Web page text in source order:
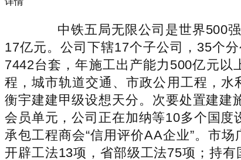
中铁五局无限公司是世界500强
17亿元。公司下辖17个子公司，35个
7442台套，年施工出产能力500亿元以
程，城市轨道交通、市政公用工程，水
衡宇建建甲级设想天分。次要处置建建
会员单元，公司正在加纳等10多个国
承包工程商会“信用评价AA企业”。市
开辟工法13项，省部级工法75项；持